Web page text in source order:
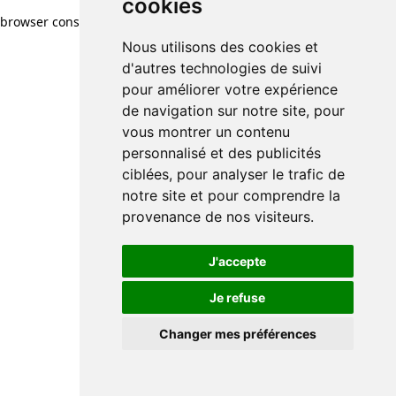
cookies
Nous utilisons des cookies et
d'autres technologies de suivi
pour améliorer votre expérience
de navigation sur notre site, pour
vous montrer un contenu
personnalisé et des publicités
ciblées, pour analyser le trafic de
notre site et pour comprendre la
provenance de nos visiteurs.
J'accepte
Je refuse
Changer mes préférences
browser console for more information)